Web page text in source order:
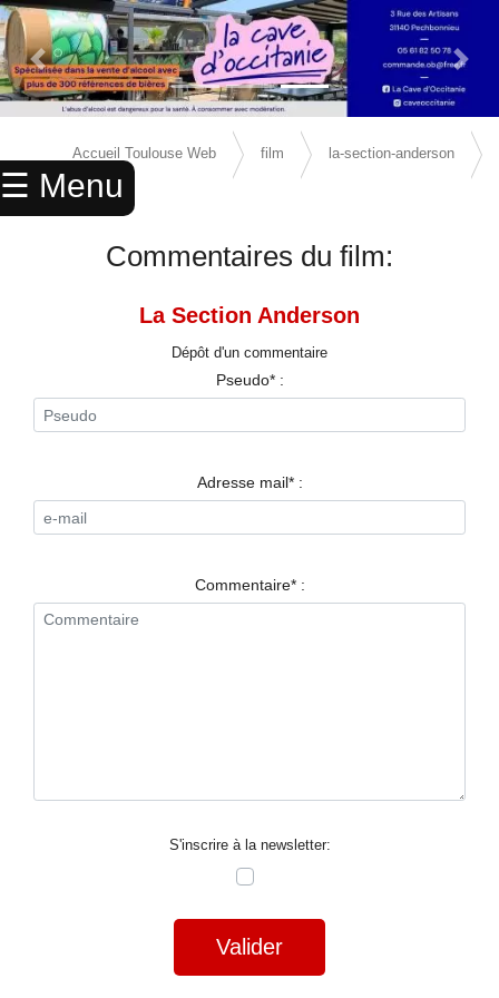
☰ Menu
× ACCUEIL
ANNUAIRE
SPORTS
RESTAURANTS
NUIT
Previous Slide Next
Accueil Toulouse Web film la-section-anderson
avis
Commentaires du film:
La Section Anderson
Dépôt d'un commentaire
Pseudo* :
Adresse mail* :
Commentaire* :
S'inscrire à la newsletter:
Valider